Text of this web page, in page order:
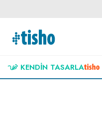
KENDIN TASARLA